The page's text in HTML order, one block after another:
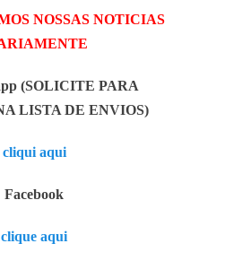
NOSSAS NOTICIAS
(SOLICITE PARA
LISTA DE ENVIOS)
cliqui aqui
Facebook
clique aqui